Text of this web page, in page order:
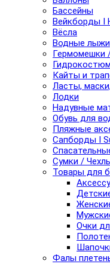
Бассейны
Вейкборды I
Вёсла
Водные лыжи
Гермомешки
Кайты и
Ласты,
Лодки
Надувные
Обувь для
Пляжные
Сапборды I
Сумки /
Товары для
Очки
Фалы